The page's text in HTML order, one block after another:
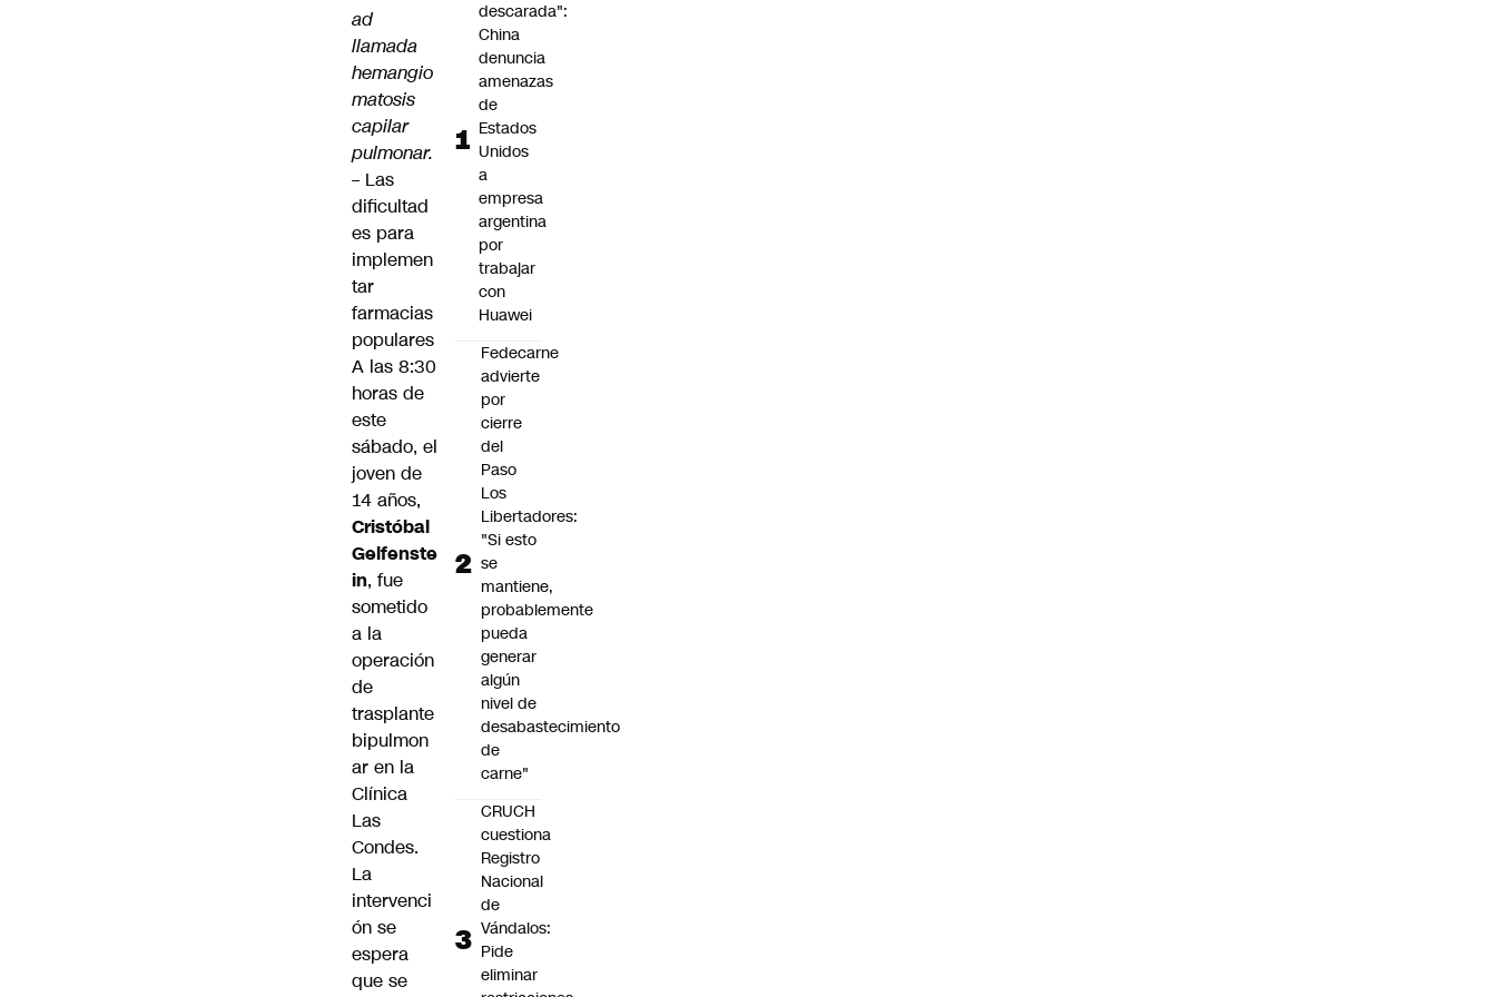
ad
llamada
hemangio
matosis
capilar
pulmonar.
– Las
dificultad
es para
implemen
tar
farmacias
populares
A las 8:30
horas de
este
sábado, el
joven de
14 años,
Cristóbal
Gelfenste
in, fue
sometido
a la
operación
de
trasplante
bipulmon
ar en la
Clínica
Las
Condes.
La
intervenci
ón se
espera
que se
descarada":
China
denuncia
amenazas
de
Estados
Unidos
a
empresa
argentina
por
trabajar
con
Huawei
Fedecarne
advierte
por
cierre
del
Paso
Los
Libertadores:
"Si esto
se
mantiene,
probablemente
pueda
generar
algún
nivel de
desabastecimiento
de
carne"
CRUCH
cuestiona
Registro
Nacional
de
Vándalos:
Pide
eliminar